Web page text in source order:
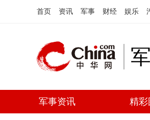
首页 资讯 军事 财经 娱乐
军事资讯 精